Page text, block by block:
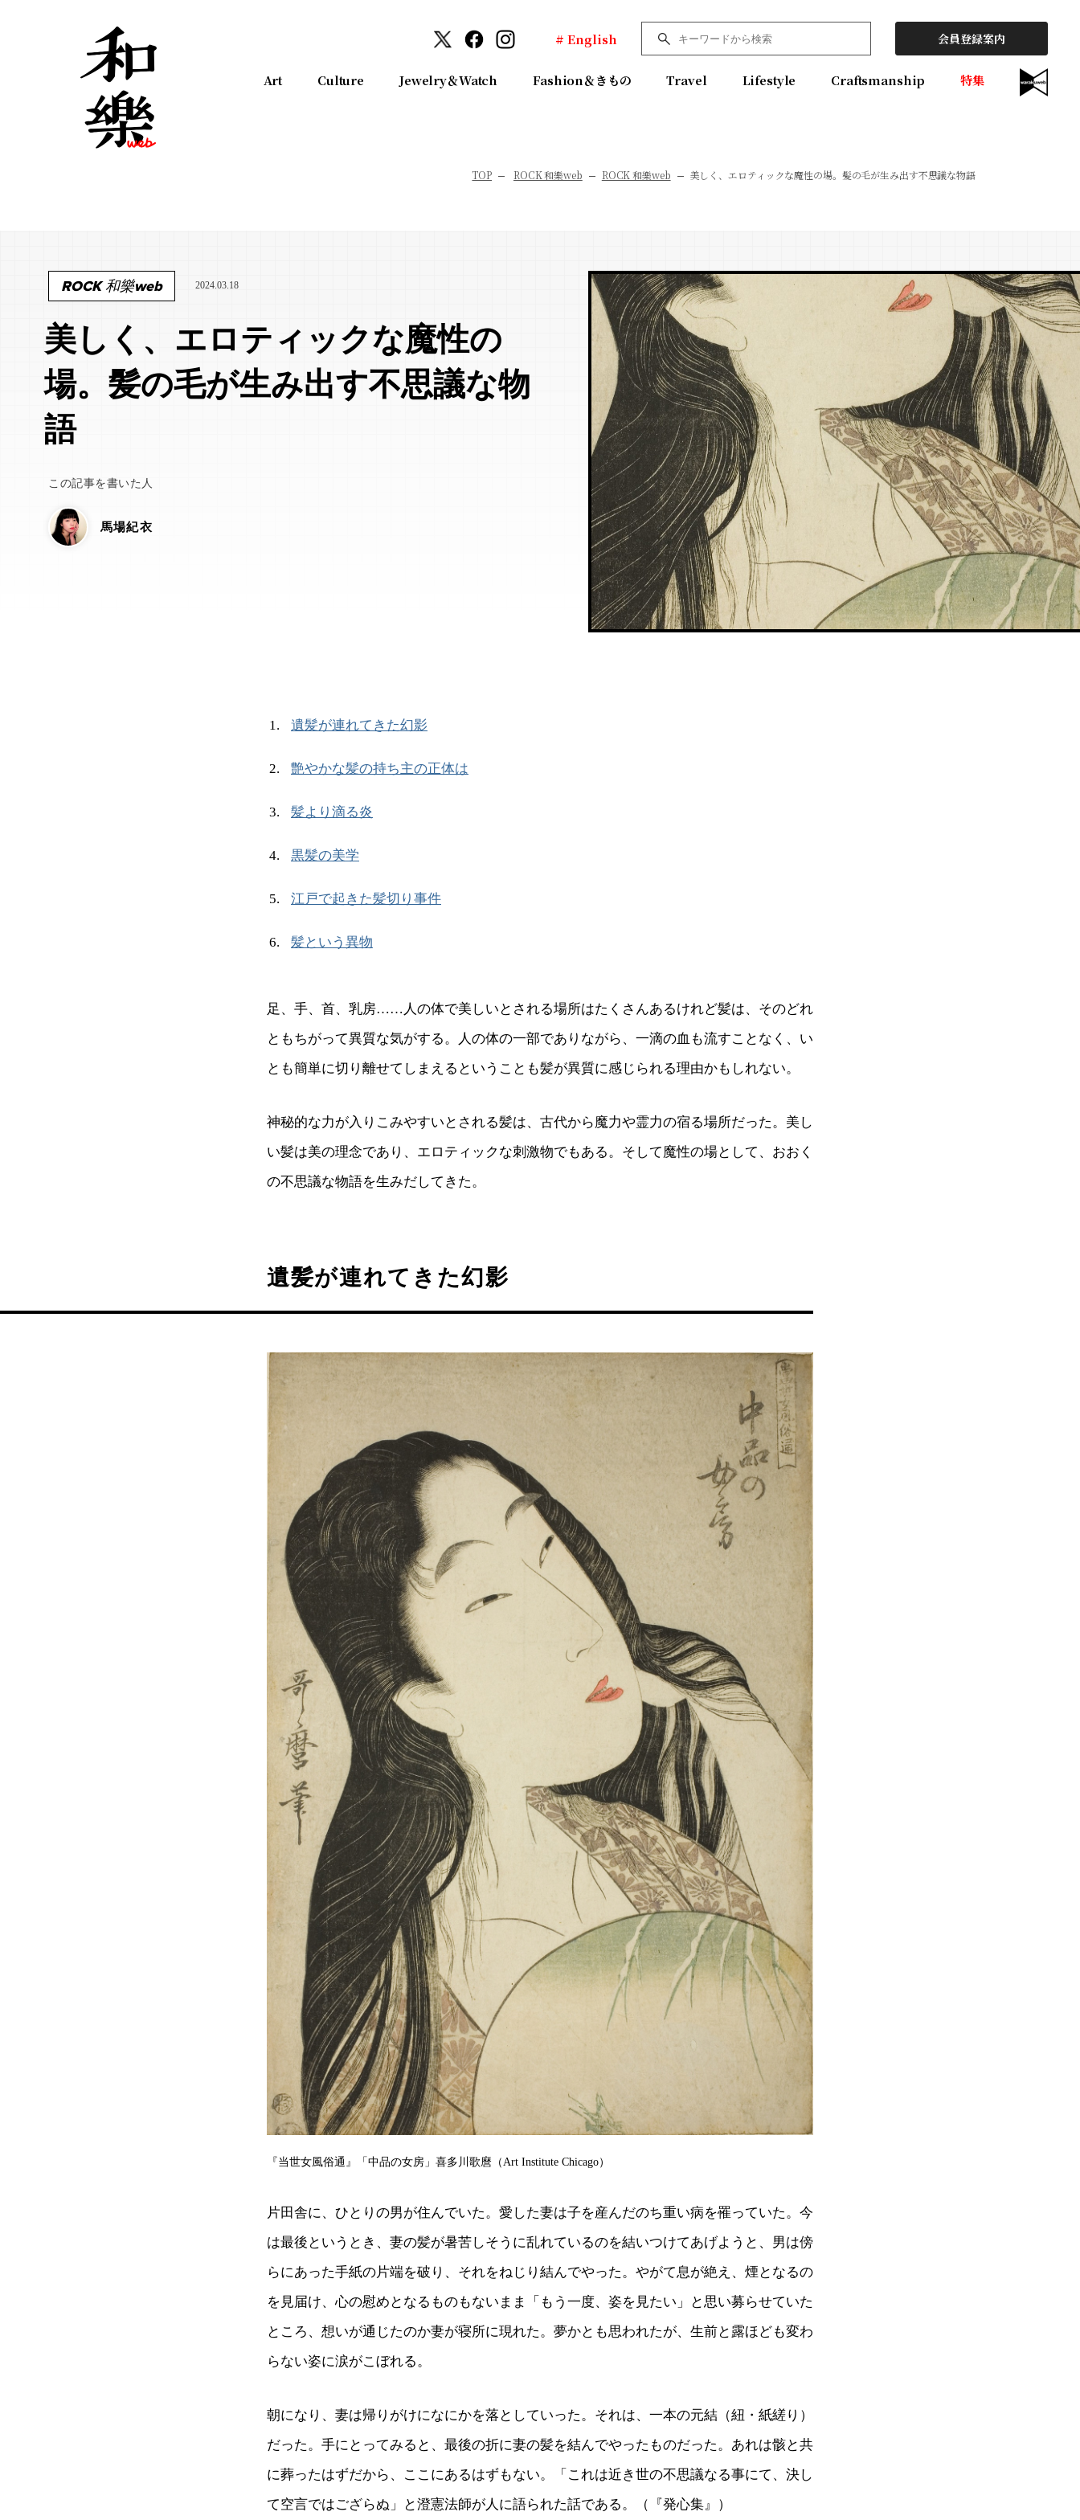
# English 会員登録案内
Art Culture Jewelry＆Watch Fashion＆きもの Travel Lifestyle Craftsmanship 特集
TOP ROCK 和樂web ROCK 和樂web 美しく、エロティックな魔性の場。髪の毛が生み出す不思議な物語
ROCK 和樂web 2024.03.18
美しく、エロティックな魔性の
場。髪の毛が生み出す不思議な物
語
この記事を書いた人
馬場紀衣
遺髪が連れてきた幻影
艶やかな髪の持ち主の正体は
髪より滴る炎
黒髪の美学
江戸で起きた髪切り事件
髪という異物
足、手、首、乳房……人の体で美しいとされる場所はたくさんあるけれど髪は、そのどれ
ともちがって異質な気がする。人の体の一部でありながら、一滴の血も流すことなく、い
とも簡単に切り離せてしまえるということも髪が異質に感じられる理由かもしれない。
神秘的な力が入りこみやすいとされる髪は、古代から魔力や霊力の宿る場所だった。美し
い髪は美の理念であり、エロティックな刺激物でもある。そして魔性の場として、おおく
の不思議な物語を生みだしてきた。
遺髪が連れてきた幻影
『当世女風俗通』「中品の女房」喜多川歌麿（Art Institute Chicago）
片田舎に、ひとりの男が住んでいた。愛した妻は子を産んだのち重い病を罹っていた。今
は最後というとき、妻の髪が暑苦しそうに乱れているのを結いつけてあげようと、男は傍
らにあった手紙の片端を破り、それをねじり結んでやった。やがて息が絶え、煙となるの
を見届け、心の慰めとなるものもないまま「もう一度、姿を見たい」と思い募らせていた
ところ、想いが通じたのか妻が寝所に現れた。夢かとも思われたが、生前と露ほども変わ
らない姿に涙がこぼれる。
朝になり、妻は帰りがけになにかを落としていった。それは、一本の元結（紐・紙縒り）
だった。手にとってみると、最後の折に妻の髪を結んでやったものだった。あれは骸と共
に葬ったはずだから、ここにあるはずもない。「これは近き世の不思議なる事にて、決し
て空言ではござらぬ」と澄憲法師が人に語られた話である。（『発心集』）